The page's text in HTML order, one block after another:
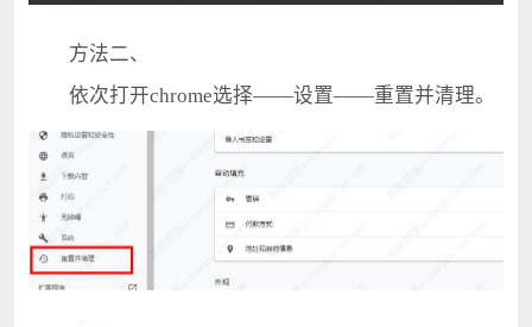
方法二、
依次打开chrome选择——设置——重置并清理。